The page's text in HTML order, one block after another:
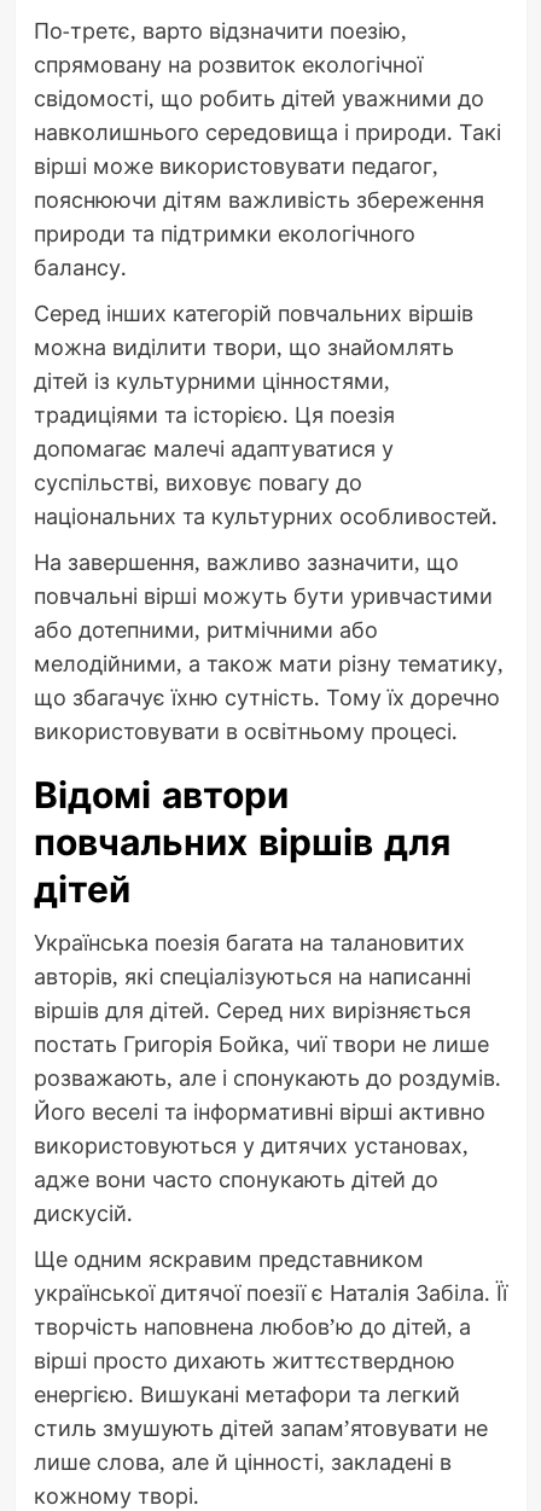
По-третє, варто відзначити поезію,
спрямовану на розвиток екологічної
свідомості, що робить дітей уважними до
навколишнього середовища і природи. Такі
вірші може використовувати педагог,
пояснюючи дітям важливість збереження
природи та підтримки екологічного
балансу.
Серед інших категорій повчальних віршів
можна виділити твори, що знайомлять
дітей із культурними цінностями,
традиціями та історією. Ця поезія
допомагає малечі адаптуватися у
суспільстві, виховує повагу до
національних та культурних особливостей.
На завершення, важливо зазначити, що
повчальні вірші можуть бути уривчастими
або дотепними, ритмічними або
мелодійними, а також мати різну тематику,
що збагачує їхню сутність. Тому їх доречно
використовувати в освітньому процесі.
Відомі автори
повчальних віршів для
дітей
Українська поезія багата на талановитих
авторів, які спеціалізуються на написанні
віршів для дітей. Серед них вирізняється
постать Григорія Бойка, чиї твори не лише
розважають, але і спонукають до роздумів.
Його веселі та інформативні вірші активно
використовуються у дитячих установах,
адже вони часто спонукають дітей до
дискусій.
Ще одним яскравим представником
української дитячої поезії є Наталія Забіла. Її
творчість наповнена любов’ю до дітей, а
вірші просто дихають життєствердною
енергією. Вишукані метафори та легкий
стиль змушують дітей запам’ятовувати не
лише слова, але й цінності, закладені в
кожному творі.